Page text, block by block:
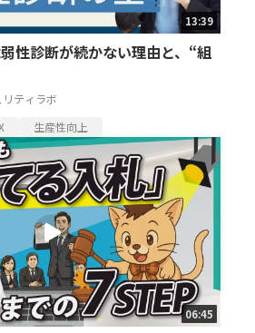
13:39
弱性診断が続かない理由と、“組
ティラボ
生産性向上
06:45